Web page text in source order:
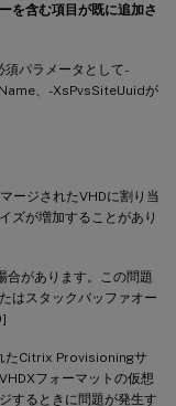
を含む項目が既に追加さ
須パラメータとして-
、-XsPvsSiteUuidが
ージされたVHDに割り当
ズが増加することがあり
合があります。この問題
はスタックバッファオー
たCitrix Provisioningサ
フォーマットの仮想
するときに問題が発生す